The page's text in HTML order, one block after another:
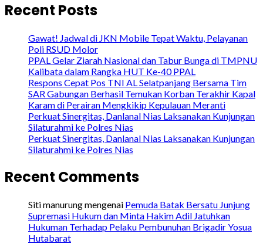
Recent Posts
Gawat! Jadwal di JKN Mobile Tepat Waktu, Pelayanan
Poli RSUD Molor
PPAL Gelar Ziarah Nasional dan Tabur Bunga di TMPNU
Kalibata dalam Rangka HUT Ke-40 PPAL
Respons Cepat Pos TNI AL Selatpanjang Bersama Tim
SAR Gabungan Berhasil Temukan Korban Terakhir Kapal
Karam di Perairan Mengkikip Kepulauan Meranti
Perkuat Sinergitas, Danlanal Nias Laksanakan Kunjungan
Silaturahmi ke Polres Nias
Perkuat Sinergitas, Danlanal Nias Laksanakan Kunjungan
Silaturahmi ke Polres Nias
Recent Comments
Siti manurungmengenai Pemuda Batak Bersatu Junjung
Supremasi Hukum dan Minta Hakim Adil Jatuhkan
Hukuman Terhadap Pelaku Pembunuhan Brigadir Yosua
Hutabarat